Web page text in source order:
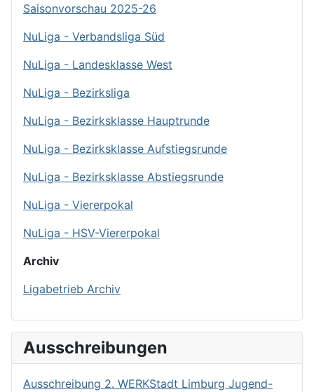
Saisonvorschau 2025-26
NuLiga - Verbandsliga Süd
NuLiga - Landesklasse West
NuLiga - Bezirksliga
NuLiga - Bezirksklasse Hauptrunde
NuLiga - Bezirksklasse Aufstiegsrunde
NuLiga - Bezirksklasse Abstiegsrunde
NuLiga - Viererpokal
NuLiga - HSV-Viererpokal
Archiv
Ligabetrieb Archiv
Ausschreibungen
Ausschreibung 2. WERKStadt Limburg Jugend-